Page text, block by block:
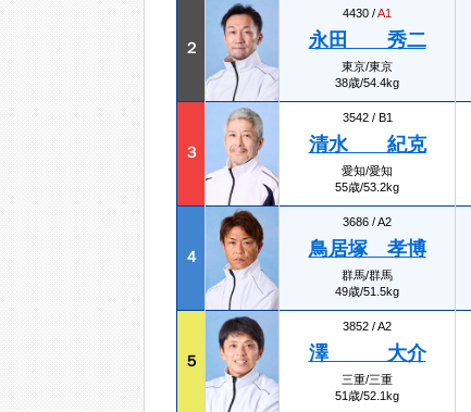
２
4430 /A1
永田 秀二
東京/東京
38歳/54.4kg
３
3542 / B1
清水 紀克
愛知/愛知
55歳/53.2kg
４
3686 /A2
鳥居塚 孝博
群馬/群馬
49歳/51.5kg
５
3852 /A2
澤 大介
三重/三重
51歳/52.1kg